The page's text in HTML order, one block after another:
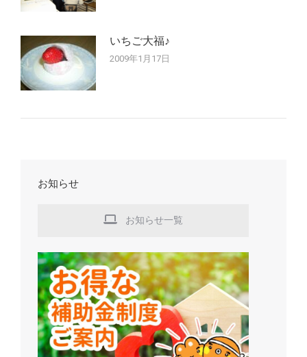
いちご大福♪
2009年1月17日
お知らせ
お知らせ一覧